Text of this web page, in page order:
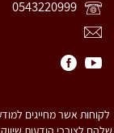
לקוחות אשר מחייגים